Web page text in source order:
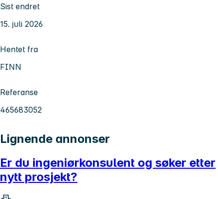
Sist endret
15. juli 2026
Hentet fra
FINN
Referanse
465683052
Lignende annonser
Er du ingeniørkonsulent og søker etter
nytt prosjekt?